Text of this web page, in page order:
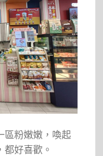
區粉嫩嫩，喚起
好喜歡。